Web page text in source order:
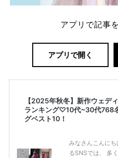
アプリで記事
アプリで開く
【2025年秋冬】新作ウェデ
ランキング♡10代~30代768
グベスト10！
みなさんこんに
るSNSでは、 多